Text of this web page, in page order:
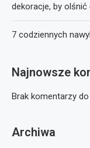
dekoracje, by olśnić
7 codziennych
Najnowsze
Brak komentarzy
Archiwa